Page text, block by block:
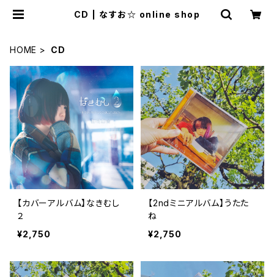
CD | なすお☆ online shop
HOME CD
【カバーアルバム】なきむし
２
¥2,750
【2ndミニアルバム】うたた
ね
¥2,750